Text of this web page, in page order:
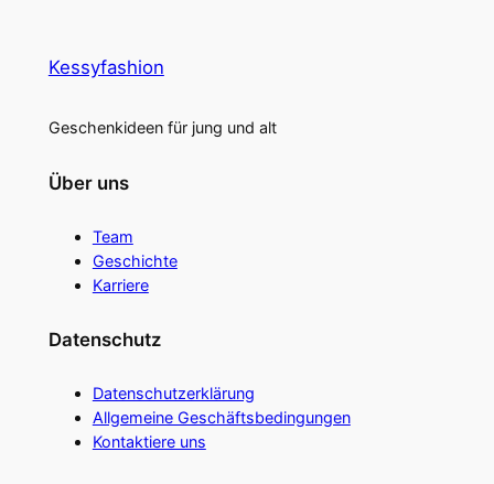
Kessyfashion
Geschenkideen für jung und alt
Über uns
Team
Geschichte
Karriere
Datenschutz
Datenschutzerklärung
Allgemeine Geschäftsbedingungen
Kontaktiere uns